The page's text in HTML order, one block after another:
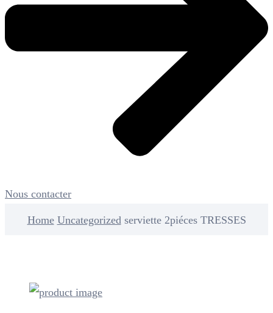
Nous contacter
Home Uncategorized serviette 2piéces TRESSES